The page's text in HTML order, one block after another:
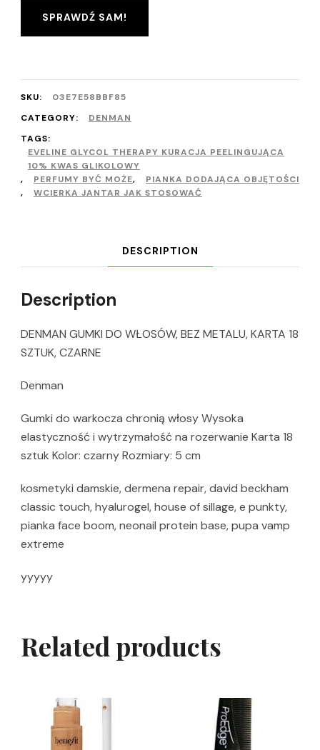
SPRAWDŹ SAM!
SKU:
03E7E58BBF85
CATEGORY:
DENMAN
TAGS:
EVELINE GLYCOL THERAPY KURACJA PEELINGUJĄCA
10% KWAS GLIKOLOWY
,
PERFUMY BYĆ MOŻE,
PIANKA DODAJĄCA OBJĘTOŚCI
,
WCIERKA JANTAR JAK STOSOWAĆ
DESCRIPTION
Description
DENMAN GUMKI DO WŁOSÓW, BEZ METALU, KARTA 18
SZTUK, CZARNE
Denman
Gumki do warkocza chronią włosy Wysoka
elastyczność i wytrzymałość na rozerwanie Karta 18
sztuk Kolor: czarny Rozmiary: 5 cm
kosmetyki damskie, dermena repair, david beckham
classic touch, hyalurogel, house of sillage, e punkty,
pianka face boom, neonail protein base, pupa vamp
extreme
yyyyy
Related products